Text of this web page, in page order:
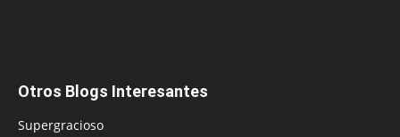
Otros Blogs Interesantes
Supergracioso